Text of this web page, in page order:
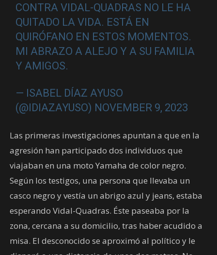
CONTRA VIDAL-QUADRAS NO LE HA
QUITADO LA VIDA. ESTÁ EN
QUIRÓFANO EN ESTOS MOMENTOS.
MI ABRAZO A ALEJO Y A SU FAMILIA
Y AMIGOS.
— ISABEL DÍAZ AYUSO
(@IDIAZAYUSO) NOVEMBER 9, 2023
Las primeras investigaciones apuntan a que en la
agresión han participado dos individuos que
viajaban en una moto Yamaha de color negro.
Según los testigos, una persona que llevaba un
casco negro y vestía un abrigo azul y jeans, estaba
esperando Vidal-Quadras. Éste paseaba por la
zona, cercana a su domicilio, tras haber acudido a
misa. El desconocido se aproximó al político y le